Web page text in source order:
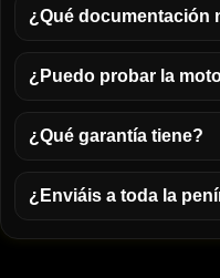
¿Qué documentación
¿Puedo probar la
¿Qué garantía tiene?
¿Enviáis a toda la